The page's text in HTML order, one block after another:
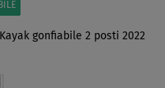
Kayak gonfiabile 2 posti 2022